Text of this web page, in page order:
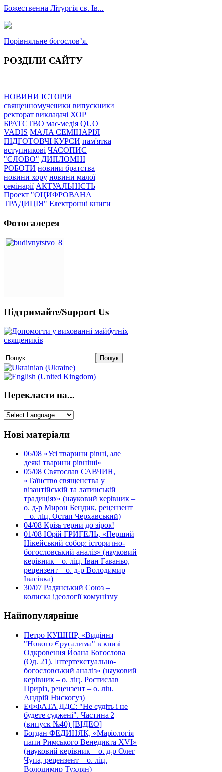
Божественна Літургія св. Ів...
Порівняльне богословʼя.
РОЗДІЛИ САЙТУ
НОВИНИ ІСТОРІЯ
священномученики випускники
ректорат викладачі ХОР
БРАТСТВО мас-медія QUO
VADIS МАЛА СЕМІНАРІЯ
ПІДГОТОВЧІ КУРСИ пам'ятка
вступникові ЧАСОПИС
"СЛОВО" ДИПЛОМНІ
РОБОТИ новини братства
новини хору новини малої
семінарії АКТУАЛЬНІСТЬ
Проект "ОЦИФРОВАНА
ТРАДИЦІЯ" Електронні книги
Фотогалерея
Підтримайте/Support Us
Перекласти на...
Нові матеріали
06/08 «Усі тварини рівні, але
деякі тварини рівніші»
05/08 Святослав САВЧИН,
«Таїнство священства у
візантійській та латинській
традиціях» (науковий керівник –
о. д-р Мирон Бендик, рецензент
– о. ліц. Остап Черхавський)
04/08 Крізь терни до зірок!
01/08 Юрій ГРИГЕЛЬ, «Перший
Нікейський собор: історично-
богословський аналіз» (науковий
керівник – о. ліц. Іван Гаваньо,
рецензент – о. д-р Володимир
Івасівка)
30/07 Радянський Союз –
колиска ідеології комунізму
Найпопулярніше
Петро КУШНІР, «Видіння
"Нового Єрусалима" в книзі
Одкровення Йоана Богослова
(Од. 21). Інтертекстуально-
богословський аналіз» (науковий
керівник – о. ліц. Ростислав
Приріз, рецензент – о. ліц.
Андрій Нискогуз)
ЕФФАТА ДДС: "Не судіть і не
будете суджені". Частина 2
(випуск №40) [ВІДЕО]
Богдан ФЕДИНЯК, «Маріологія
папи Римського Венедикта XVI»
(науковий керівник – о. д-р Олег
Чупа, рецензент – о. ліц.
Володимир Тухлян)